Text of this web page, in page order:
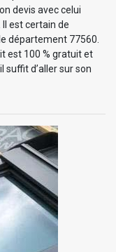
devis avec celui
est certain de
département 77560.
est 100 % gratuit et
suffit d’aller sur son